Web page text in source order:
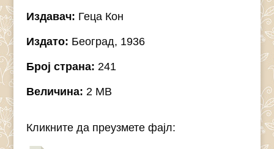
Издавач: Геца Кон
Издато: Београд, 1936
Број страна: 241
Величина: 2 MB
Кликните да преузмете фајл: